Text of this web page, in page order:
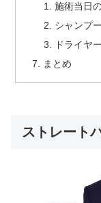
施術当日
シャンプ
ドライヤ
まとめ
ストレート